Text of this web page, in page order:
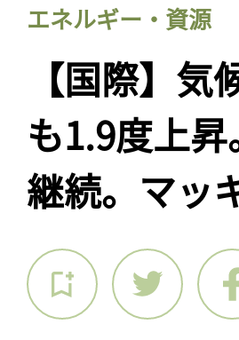
エネルギー・資源
【国際】
も1.9度上
継続。マッ